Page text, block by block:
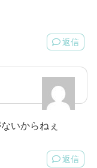
返信
いからねぇ
返信